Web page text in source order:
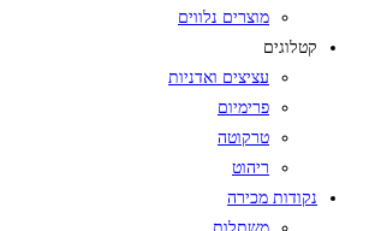
מוצרים נלווים
קטלוגים
עציצים ואדניות
פרימיום
טרקוטה
ריהוט
נקודות מכירה